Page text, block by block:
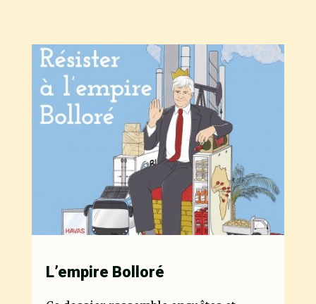
L’empire Bolloré